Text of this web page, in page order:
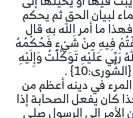
لبيان الحق ثم يحكم
ما أمر الله به قال
فِيهِ مِنْ شَيْءٍ فَحُكْمُهُ
رَبِّي عَلَيْهِ تَوَكَّلْتُ وَإِلَيْهِ
.
في دينه أعظم من
كان يفعل الصحابة إذا
الأمر إلى الرسول صلى